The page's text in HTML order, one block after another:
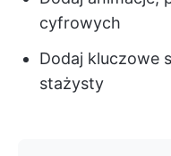
cyfrowych
Dodaj kluczowe
stażysty